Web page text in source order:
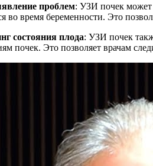
проблем: УЗИ почек может
во время беременности. Это
состояния плода: УЗИ почек
почек. Это позволяет врачам